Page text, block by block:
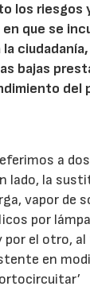
los riesgos
que se
ciudadanía,
bajas
del
a
lado, la
vapor de
por
el otro, al
en